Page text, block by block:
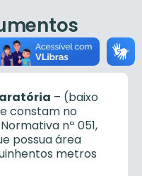
e a operação
econômica
m² (quinhentos
como baixo
online,por meio do
– (baixo
constam no
nº 051,
possua área
metros